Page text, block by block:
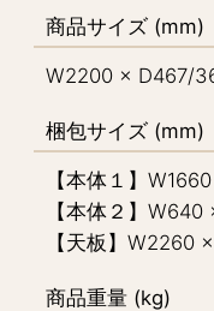
商品サイズ (mm)
W2200 × D467/
梱包サイズ (mm)
【本体１】
【本体２】
【天板】W2260
商品重量 (kg)